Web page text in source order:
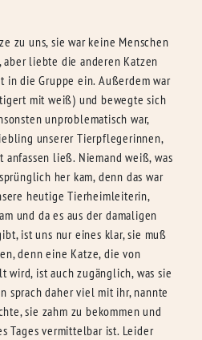
zu uns, sie war keine Menschen
liebte die anderen Katzen
in die Gruppe ein. Außerdem war
mit weiß) und bewegte sich
unproblematisch war,
unserer Tierpflegerinnen,
anfassen ließ. Niemand weiß, was
her kam, denn das war
heutige Tierheimleiterin,
und da es aus der damaligen
ist uns nur eines klar, sie muß
denn eine Katze, die von
wird, ist auch zugänglich, was sie
sprach daher viel mit ihr, nannte
sie zahm zu bekommen und
Tages vermittelbar ist. Leider